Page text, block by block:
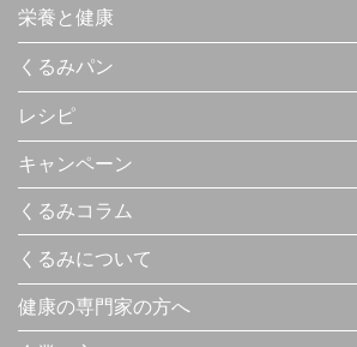
栄養と健康
くるみパン
レシピ
キャンペーン
くるみコラム
くるみについて
健康の専門家の方へ